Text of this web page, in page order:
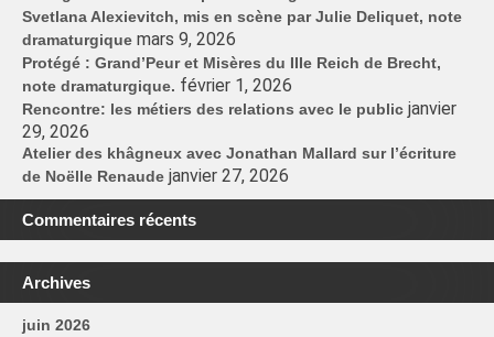
Svetlana Alexievitch, mis en scène par Julie Deliquet, note
dramaturgique mars 9, 2026
Protégé : Grand’Peur et Misères du IIIe Reich de Brecht,
note dramaturgique. février 1, 2026
Rencontre: les métiers des relations avec le public janvier
29, 2026
Atelier des khâgneux avec Jonathan Mallard sur l’écriture
de Noëlle Renaude janvier 27, 2026
Commentaires récents
Archives
juin 2026